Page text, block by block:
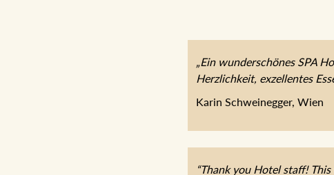
„Ein wunderschönes SPA
Herzlichkeit, exzellentes
Karin Schweinegger, Wien
“Thank you Hotel staff!